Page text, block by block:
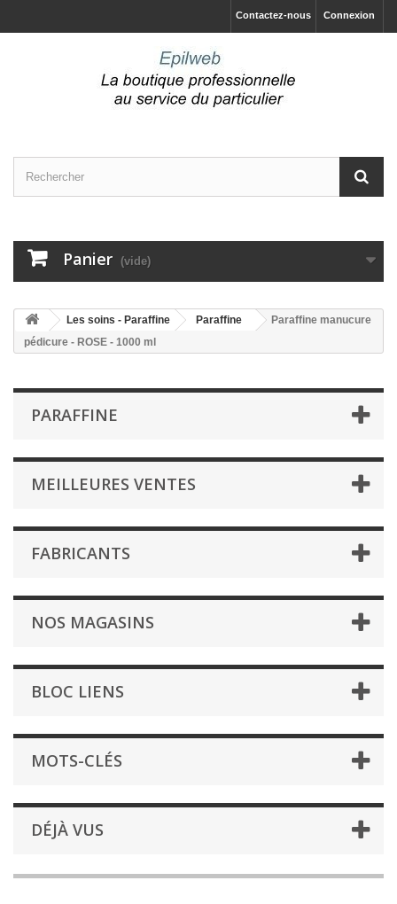
Connexion
Contactez-nous
Panier (vide)
Les soins - Paraffine Paraffine
Paraffine manucure
pédicure - ROSE - 1000 ml
PARAFFINE
MEILLEURES VENTES
FABRICANTS
NOS MAGASINS
BLOC LIENS
MOTS-CLÉS
DÉJÀ VUS